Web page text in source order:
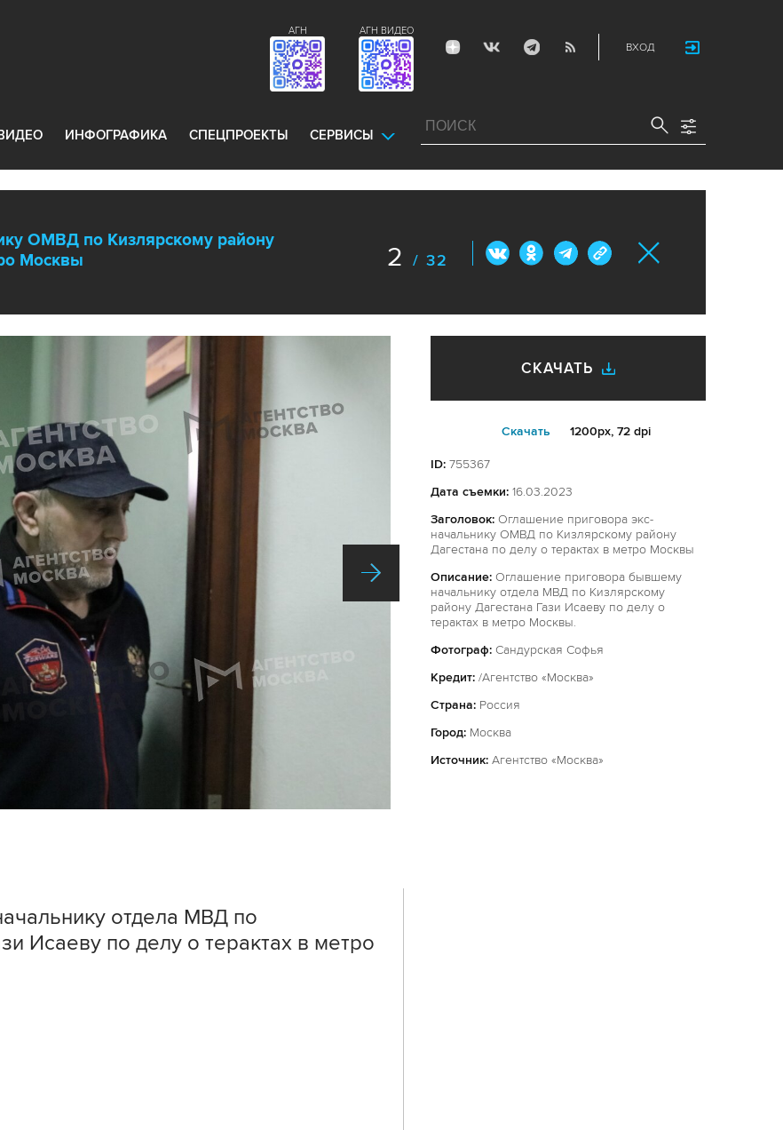
ВХОД
АГН ВИДЕО
АГН
ИНФОГРАФИКА СПЕЦПРОЕКТЫ СЕРВИСЫ
ОМВД по Кизлярскому району
Москвы
2 / 32
СКАЧАТЬ
Cкачать 1200px, 72 dpi
ID: 755367
Дата съемки: 16.03.2023
Заголовок: Оглашение приговора экс-
начальнику ОМВД по Кизлярскому району
Дагестана по делу о терактах в метро Москвы
Описание: Оглашение приговора бывшему
начальнику отдела МВД по Кизлярскому
району Дагестана Гази Исаеву по делу о
терактах в метро Москвы.
Фотограф: Сандурская Софья
Кредит: /Агентство «Москва»
Страна: Россия
Город: Москва
Источник: Агентство «Москва»
отдела МВД по
Исаеву по делу о терактах в метро